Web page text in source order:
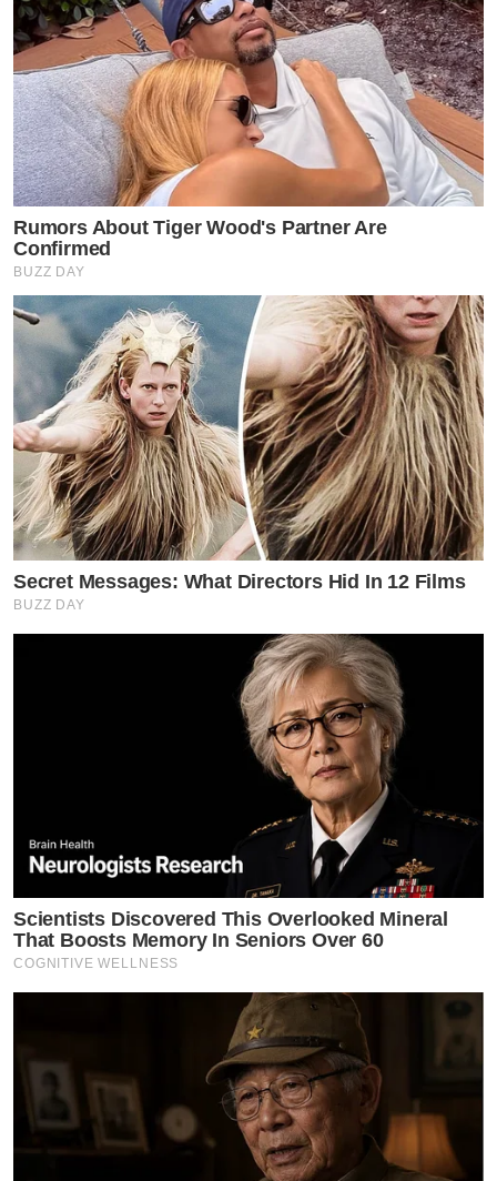
Rumors About Tiger Wood's Partner Are
Confirmed
BUZZ DAY
Secret Messages: What Directors Hid In 12 Films
BUZZ DAY
Scientists Discovered This Overlooked Mineral
That Boosts Memory In Seniors Over 60
COGNITIVE WELLNESS